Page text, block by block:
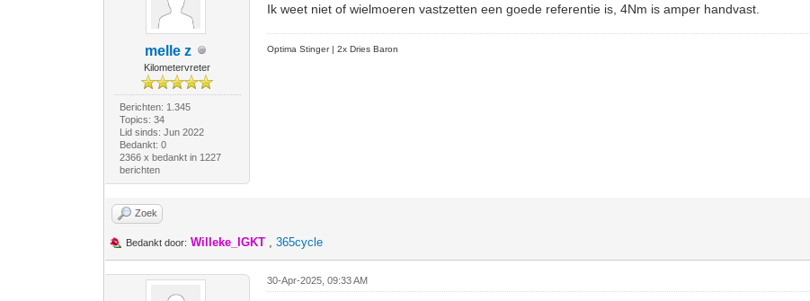
melle z
Kilometervreter
Berichten: 1.345
Topics: 34
Lid sinds: Jun 2022
Bedankt: 0
2366 x bedankt in 1227
berichten
Ik weet niet of wielmoeren vastzetten een goede referentie is, 4Nm is amper handvast.
Optima Stinger |2x Dries Baron
Zoek
Bedankt door: Willeke_IGKT ,365cycle
30-Apr-2025, 09:33 AM